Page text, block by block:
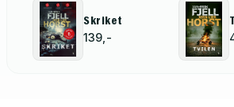
Skriket
139,-